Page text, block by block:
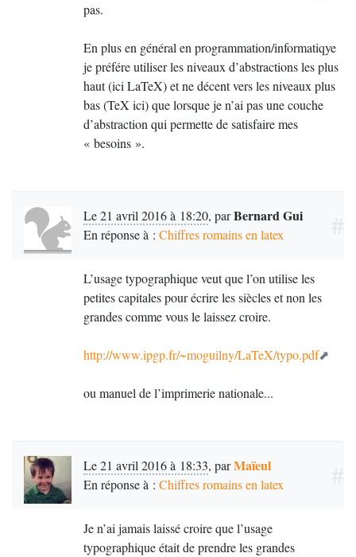
pas.
En plus en général en programmation/informatiqye
je préfére utiliser les niveaux d’abstractions les plus
haut (ici LaTeX) et ne décent vers les niveaux plus
bas (TeX ici) que lorsque je n’ai pas une couche
d’abstraction qui permette de satisfaire mes
« besoins ».
Le 21 avril 2016 à 18:20, parBernard Gui
En réponse à : Chiffres romains en latex
L’usage typographique veut que l’on utilise les
petites capitales pour écrire les siècles et non les
grandes comme vous le laissez croire.
http://www.ipgp.fr/~moguilny/LaTeX/typo.pdf
ou manuel de l’imprimerie nationale...
Le 21 avril 2016 à 18:33, parMaïeul
En réponse à : Chiffres romains en latex
Je n’ai jamais laissé croire que l’usage
typographique était de prendre les grandes